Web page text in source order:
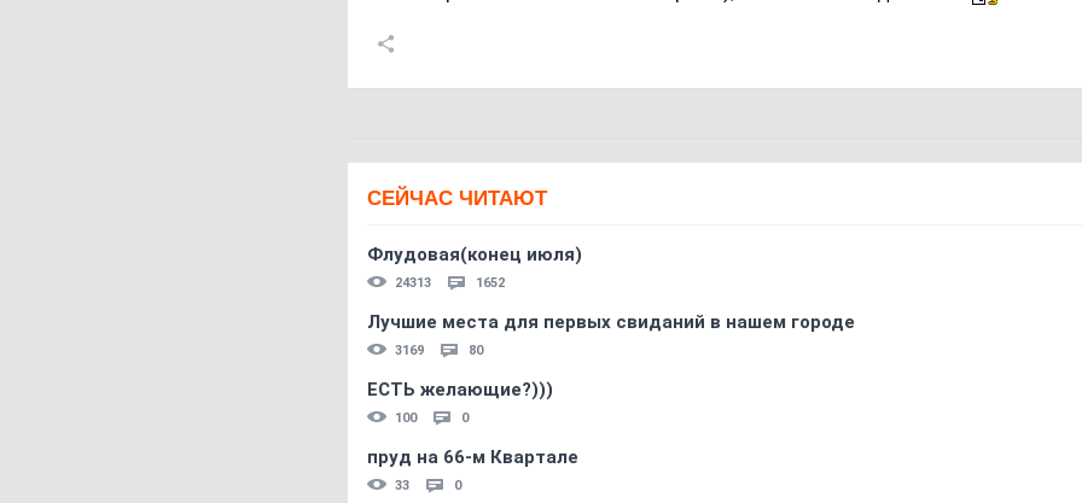
СЕЙЧАС ЧИТАЮТ
Флудовая(конец июля)
24313 1652
Лучшие места для первых свиданий в нашем городе
3169 80
ЕСТЬ желающие?)))
100 0
пруд на 66-м Квартале
33 0